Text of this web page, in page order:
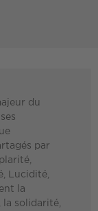
du
par
Lucidité,
la
la solidarité,